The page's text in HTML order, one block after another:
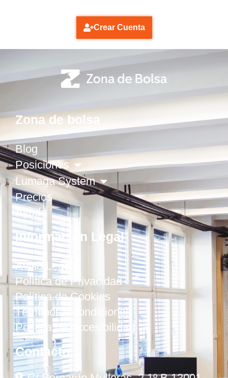
Crear Cuenta
Zona de bolsa
Blog
Posiciones
Lumaga System
Precios
Ayuda
Información Legal
Aviso Legal
Política de Privacidad
Política de Cookies
Términos y condiciones
Política de Accesibilidad
Contacto